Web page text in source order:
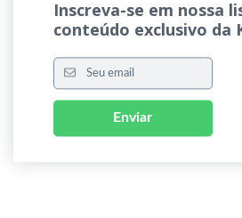
Inscreva-se em nossa
conteúdo exclusivo da
Enviar